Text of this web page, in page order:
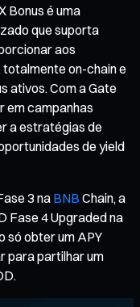
Bonus é uma
que suporta
aos
on-chain e
ativos. Com a Gate
em campanhas
a estratégias de
de yield
3 na BNB Chain, a
Fase 4 Upgraded na
só obter um APY
para partilhar um